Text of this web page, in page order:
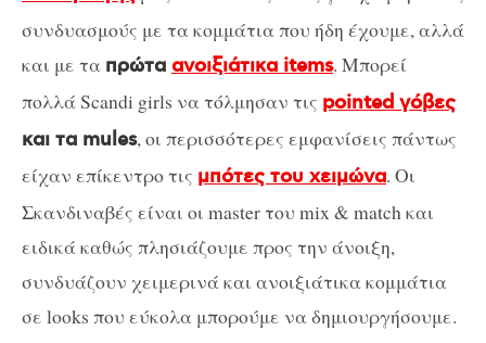
συνδυασμούς με τα κομμάτια που ήδη έχουμε, αλλά
και με τα πρώτα ανοιξιάτικα items. Μπορεί
πολλά Scandi girls να τόλμησαν τις pointed γόβες
και τα mules, οι περισσότερες εμφανίσεις πάντως
είχαν επίκεντρο τις μπότες του χειμώνα. Οι
Σκανδιναβές είναι οι master του mix & match και
ειδικά καθώς πλησιάζουμε προς την άνοιξη,
συνδυάζουν χειμερινά και ανοιξιάτικα κομμάτια
σε looks που εύκολα μπορούμε να δημιουργήσουμε.